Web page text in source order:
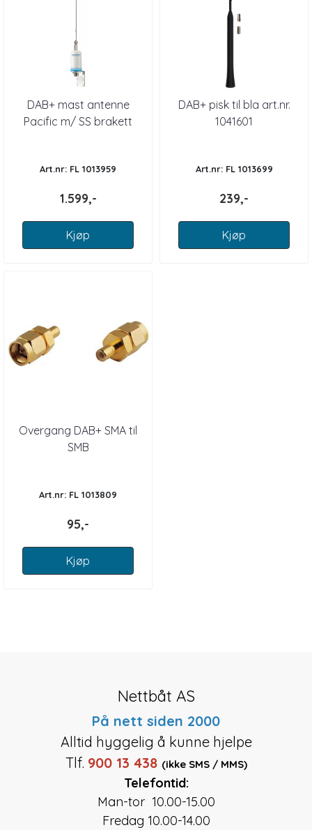
DAB+ mast antenne
Pacific m/ SS brakett
Art.nr: FL 1013959
1.599,-
Kjøp
DAB+ pisk til bla art.nr.
1041601
Art.nr: FL 1013699
239,-
Kjøp
Overgang DAB+ SMA til
SMB
Art.nr: FL 1013809
95,-
Kjøp
Nettbåt AS
På nett siden 2000
Alltid hyggelig å kunne hjelpe
Tlf. 900 13 438 (ikke SMS / MMS)
Telefontid:
Man-tor 10.00-15.00
Fredag 10.00-14.00